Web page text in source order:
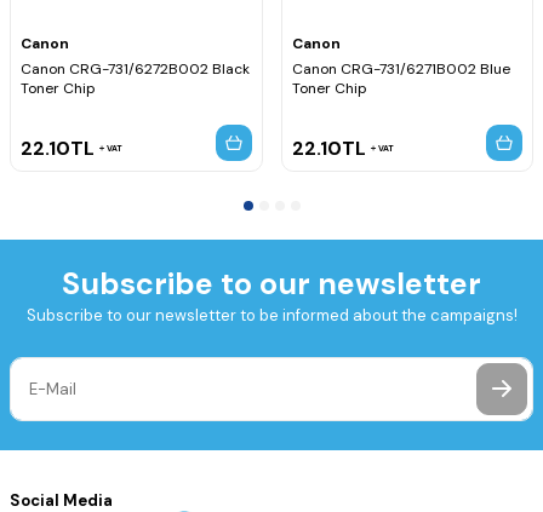
Canon
Canon CRG-731/6272B002 Black
Toner Chip
22.10TL VAT
Canon
Canon CRG-731/6271B002 Blue
Toner Chip
22.10TL VAT
Subscribe to our newsletter
Subscribe to our newsletter to be informed about the campaigns!
Social Media